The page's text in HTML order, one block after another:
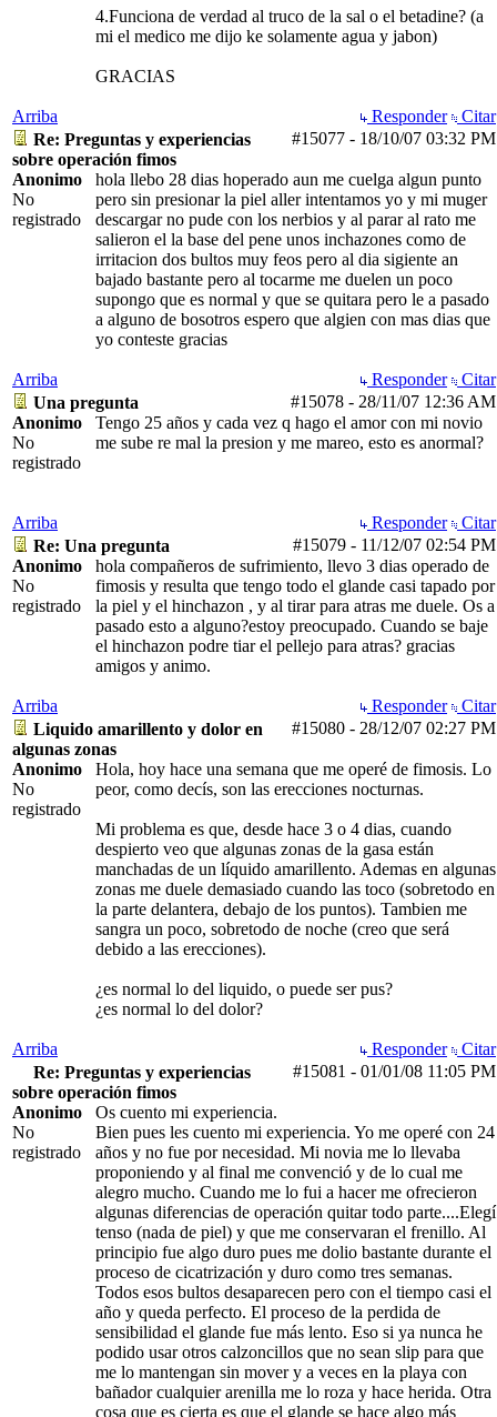
4.Funciona de verdad al truco de la sal o el betadine? (a
mi el medico me dijo ke solamente agua y jabon)
GRACIAS
Arriba Responder
Citar
#15077 - 18/10/07 03:32 PM
Re: Preguntas y experiencias
sobre operación fimos
Anonimo
No
registrado
hola llebo 28 dias hoperado aun me cuelga algun punto
pero sin presionar la piel aller intentamos yo y mi muger
descargar no pude con los nerbios y al parar al rato me
salieron el la base del pene unos inchazones como de
irritacion dos bultos muy feos pero al dia sigiente an
bajado bastante pero al tocarme me duelen un poco
supongo que es normal y que se quitara pero le a pasado
a alguno de bosotros espero que algien con mas dias que
yo conteste gracias
Arriba Responder
Citar
#15078 - 28/11/07 12:36 AM
Una pregunta
Anonimo
No
registrado
Tengo 25 años y cada vez q hago el amor con mi novio
me sube re mal la presion y me mareo, esto es anormal?
Arriba Responder
Citar
#15079 - 11/12/07 02:54 PM
Re: Una pregunta
Anonimo
No
registrado
hola compañeros de sufrimiento, llevo 3 dias operado de
fimosis y resulta que tengo todo el glande casi tapado por
la piel y el hinchazon , y al tirar para atras me duele. Os a
pasado esto a alguno?estoy preocupado. Cuando se baje
el hinchazon podre tiar el pellejo para atras? gracias
amigos y animo.
Arriba Responder
Citar
#15080 - 28/12/07 02:27 PM
Liquido amarillento y dolor en
algunas zonas
Anonimo
No
registrado
Hola, hoy hace una semana que me operé de fimosis. Lo
peor, como decís, son las erecciones nocturnas.
Mi problema es que, desde hace 3 o 4 dias, cuando
despierto veo que algunas zonas de la gasa están
manchadas de un líquido amarillento. Ademas en algunas
zonas me duele demasiado cuando las toco (sobretodo en
la parte delantera, debajo de los puntos). Tambien me
sangra un poco, sobretodo de noche (creo que será
debido a las erecciones).
¿es normal lo del liquido, o puede ser pus?
¿es normal lo del dolor?
Arriba Responder
Citar
#15081 - 01/01/08 11:05 PM
Re: Preguntas y experiencias
sobre operación fimos
Anonimo
No
registrado
Os cuento mi experiencia.
Bien pues les cuento mi experiencia. Yo me operé con 24
años y no fue por necesidad. Mi novia me lo llevaba
proponiendo y al final me convenció y de lo cual me
alegro mucho. Cuando me lo fui a hacer me ofrecieron
algunas diferencias de operación quitar todo parte....Elegí
tenso (nada de piel) y que me conservaran el frenillo. Al
principio fue algo duro pues me dolio bastante durante el
proceso de cicatrización y duro como tres semanas.
Todos esos bultos desaparecen pero con el tiempo casi el
año y queda perfecto. El proceso de la perdida de
sensibilidad el glande fue más lento. Eso si ya nunca he
podido usar otros calzoncillos que no sean slip para que
me lo mantengan sin mover y a veces en la playa con
bañador cualquier arenilla me lo roza y hace herida. Otra
cosa que es cierta es que el glande se hace algo más